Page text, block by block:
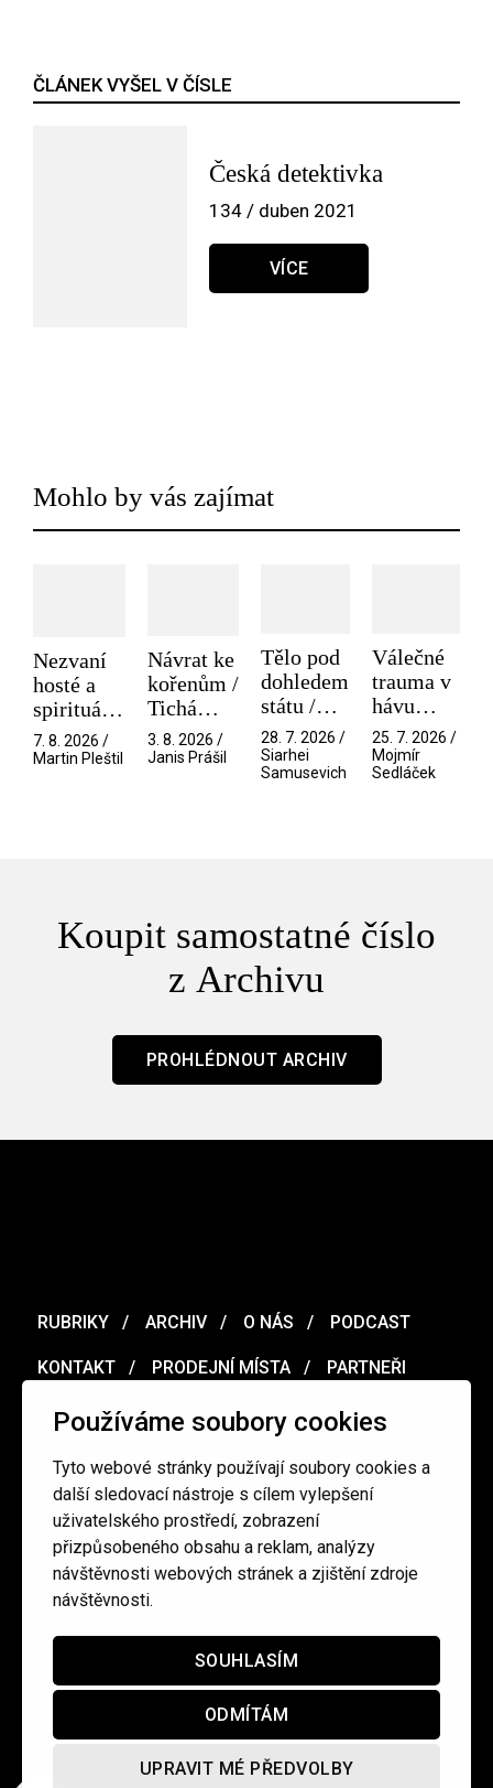
Používáme soubory cookies
Tyto webové stránky používají soubory cookies a
další sledovací nástroje s cílem vylepšení
uživatelského prostředí, zobrazení
přizpůsobeného obsahu a reklam, analýzy
návštěvnosti webových stránek a zjištění zdroje
návštěvnosti.
SOUHLASÍM
ODMÍTÁM
UPRAVIT MÉ PŘEDVOLBY
ČLÁNEK VYŠEL V ČÍSLE
Česká detektivka
134 / duben 2021
VÍCE
Mohlo by vás zajímat
Nezvaní
hosté a
spirituální
narušitelé
z vesmíru
7. 8. 2026 /
Martin Pleštil
Návrat ke
kořenům /
Tichá
přítelkyně
3. 8. 2026 /
Janis Prášil
Tělo pod
dohledem
státu /
Pramen
28. 7. 2026 /
Siarhei
Samusevich
Válečné
trauma v
hávu
spektáklu
/ Odyssea
25. 7. 2026 /
Mojmír
Sedláček
Koupit samostatné číslo
z Archivu
PROHLÉDNOUT ARCHIV
RUBRIKY ARCHIV O NÁS PODCAST
KONTAKT PRODEJNÍ MÍSTA PARTNEŘI
MERCH VOUCHER
Ochrana osobních údajů / Obchodní podmínky
redakce@cinepur.cz